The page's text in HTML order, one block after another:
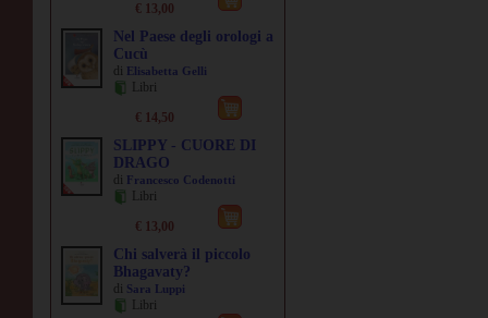
€ 13,00
Nel Paese degli orologi a
Cucù
di Elisabetta Gelli
Libri
€ 14,50
SLIPPY - CUORE DI
DRAGO
di Francesco Codenotti
Libri
€ 13,00
Chi salverà il piccolo
Bhagavaty?
di Sara Luppi
Libri